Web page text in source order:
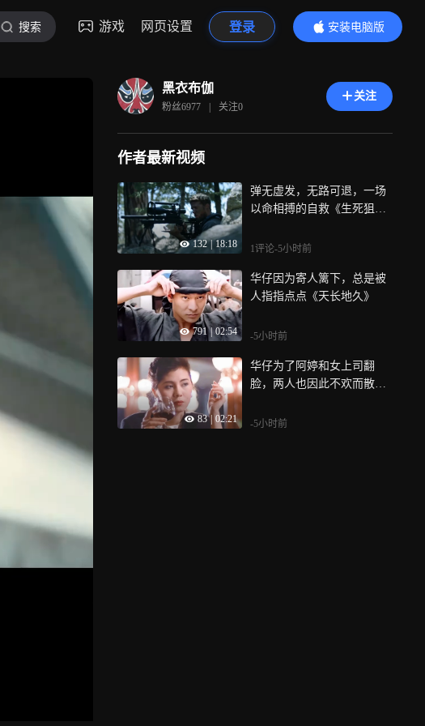
搜索 游戏 网页设置 登录
安装电脑版
内容更精彩
黑衣布伽
粉丝6977 | 关注0
关注
作者最新视频
132 | 18:18
弹无虚发，无路可退，一场
以命相搏的自救《生死狙
1评论-5小时前
791 | 02:54
华仔因为寄人篱下，总是被
人指指点点《天长地久》
-5小时前
83 02:21
华仔为了阿婷和女上司翻
脸，两人也因此不欢而散
-5小时前